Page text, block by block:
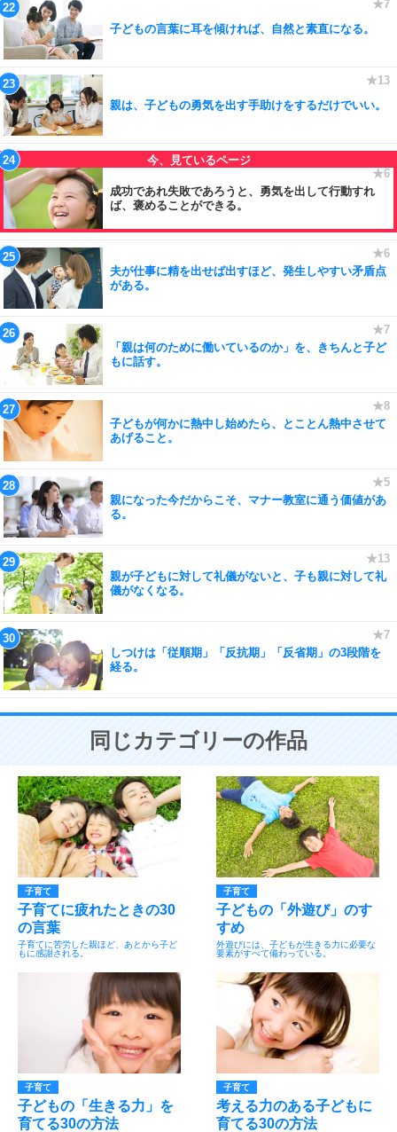
子どもの言葉に耳を傾ければ、自然と素直になる。
親は、子どもの勇気を出す手助けをするだけでいい。
成功であれ失敗であろうと、勇気を出して行動すれ
ば、褒めることができる。
夫が仕事に精を出せば出すほど、発生しやすい矛盾点
がある。
「親は何のために働いているのか」を、きちんと子ど
もに話す。
子どもが何かに熱中し始めたら、とことん熱中させて
あげること。
親になった今だからこそ、マナー教室に通う価値があ
る。
親が子どもに対して礼儀がないと、子も親に対して礼
儀がなくなる。
しつけは「従順期」「反抗期」「反省期」の3段階を
経る。
同じカテゴリーの作品
子育て
子育てに疲れたときの30
の言葉
子育てに苦労した親ほど、あとから子ど
もに感謝される。
子育て
子どもの「外遊び」のす
すめ
外遊びには、子どもが生きる力に必要な
要素がすべて備わっている。
子育て
子どもの「生きる力」を
育てる30の方法
子育て
考える力のある子どもに
育てる30の方法